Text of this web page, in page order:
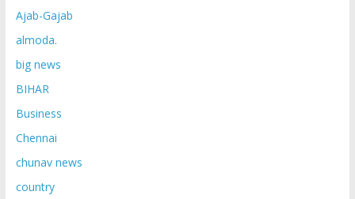
Ajab-Gajab
almoda.
big news
BIHAR
Business
Chennai
chunav news
country